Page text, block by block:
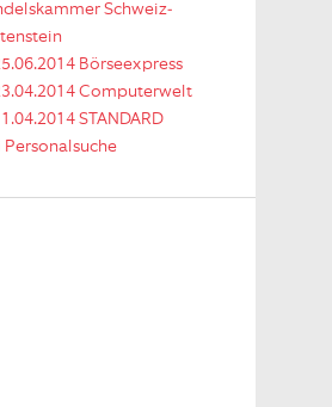
Schweiz-
Börseexpress
Computerwelt
STANDARD